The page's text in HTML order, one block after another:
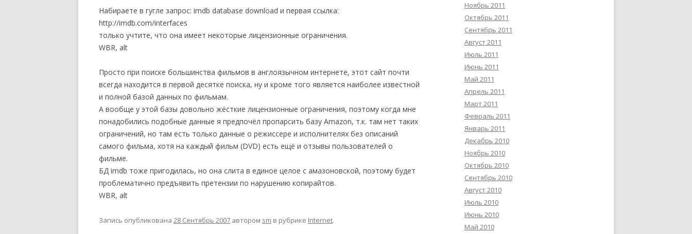
Набираете в гугле запрос: imdb database download и первая ссылка:
http://imdb.com/interfaces
только учтите, что она имеет некоторые лицензионные ограничения.
WBR, alt
Просто при поиске большинства фильмов в англоязычном интернете, этот сайт почти
всегда находится в первой десятке поиска, ну и кроме того является наиболее известной
и полной базой данных по фильмам.
А вообще у этой базы довольно жёсткие лицензионные ограничения, поэтому когда мне
понадобились подобные данные я предпочёл пропарсить базу Amazon, т.к. там нет таких
ограничений, но там есть только данные о режиссере и исполнителях без описаний
самого фильма, хотя на каждый фильм (DVD) есть ещё и отзывы пользователей о
фильме.
БД imdb тоже пригодилась, но она слита в единое целое с амазоновской, поэтому будет
проблематично предъявить претензии по нарушению копирайтов.
WBR, alt
Запись опубликована 28 Сентябрь 2007 автором sm в рубрике Internet.
Ноябрь 2011
Октябрь 2011
Сентябрь 2011
Август 2011
Июль 2011
Июнь 2011
Май 2011
Апрель 2011
Март 2011
Февраль 2011
Январь 2011
Декабрь 2010
Ноябрь 2010
Октябрь 2010
Сентябрь 2010
Август 2010
Июль 2010
Июнь 2010
Май 2010